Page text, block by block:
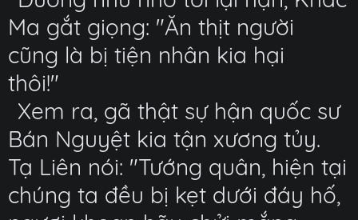
Ma gắt giọng: "Ăn thịt người
cũng là bị tiện nhân kia hại
thôi!"
Xem ra, gã thật sự hận quốc sư
Bán Nguyệt kia tận xương tủy.
Tạ Liên nói: "Tướng quân, hiện tại
chúng ta đều bị kẹt dưới đáy hố,